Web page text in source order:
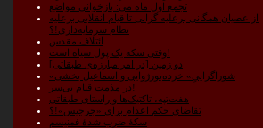
تجمع اول ماه می: بازخوانی مواضع
از عصیان همگانی برعلیه گرانی تا قیام انقلابی برعلیه
نظام سرمایه‌داری!؟
ائتلاف مقدس
وقتی سکه یک پول سیاه است!
دو زمین [در امر مبارزه‌ی طبقاتی]
«شوراگراییِ» خرده‌بورژوایی و اسماعیل بخشی
در مذمت قیام بی‌سر!
هفت‌تپه، تاکتیک‌ها و راستای طبقاتی
تقاضای حکم اعدام برای «جرجیس»!؟
سکۀ ضرب شدۀ فمنیسم